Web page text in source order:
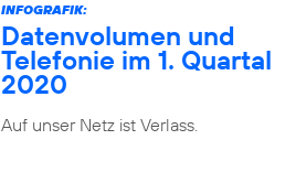
INFOGRAFIK:
Datenvolumen und
Telefonie im 1. Quartal
2020
Auf unser Netz ist Verlass.